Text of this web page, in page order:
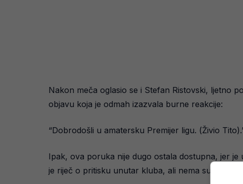
Nakon meča oglasio se i Stefan Ristovski, ljetno
objavu koja je odmah izazvala burne reakcije:
“Dobrodošli u amatersku Premijer ligu. (Živio
Ipak, ova poruka nije dugo ostala dostupna, jer
je riječ o pritisku unutar kluba, ali nema sumnje